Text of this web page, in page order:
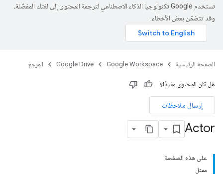
تستخدم Google تكنولوجيا الذكاء الاصطناعي لترجمة المحتوى إلى لغتك المفضّلة،
وقد تتضمّن بعض الأخطاء.
الصفحة الرئيسية Google Workspace
Google Drive المرجع
هل كان المحتوى مفيدًا؟
إرسال ملاحظات
Actor
على هذه الصفحة
ممثل